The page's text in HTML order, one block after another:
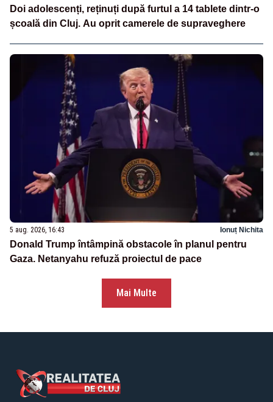
Doi adolescenți, reținuți după furtul a 14 tablete dintr-o
școală din Cluj. Au oprit camerele de supraveghere
5 aug. 2026, 16:43 Ionuț Nichita
Donald Trump întâmpină obstacole în planul pentru
Gaza. Netanyahu refuză proiectul de pace
Mai Multe